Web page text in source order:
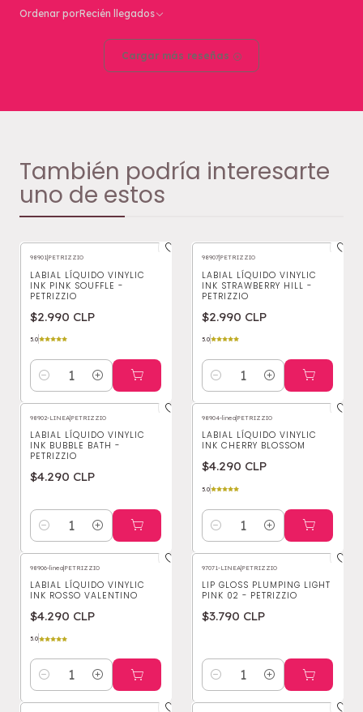
Ordenar porRecién llegados
Cargar más reseñas
También podría interesarte
uno de estos
98901|PETRIZZIO
LABIAL LÍQUIDO VINYLIC
INK PINK SOUFFLE -
PETRIZZIO
$2.990 CLP
5.0
Cantidad
98907|PETRIZZIO
LABIAL LÍQUIDO VINYLIC
INK STRAWBERRY HILL -
PETRIZZIO
$2.990 CLP
5.0
Cantidad
98902-LINEA|PETRIZZIO
LABIAL LÍQUIDO VINYLIC
INK BUBBLE BATH -
PETRIZZIO
$4.290 CLP
Cantidad
98904-linea|PETRIZZIO
LABIAL LÍQUIDO VINYLIC
INK CHERRY BLOSSOM
$4.290 CLP
5.0
Cantidad
98906-linea|PETRIZZIO
LABIAL LÍQUIDO VINYLIC
INK ROSSO VALENTINO
$4.290 CLP
5.0
Cantidad
97071-LINEA|PETRIZZIO
LIP GLOSS PLUMPING LIGHT
PINK 02 - PETRIZZIO
$3.790 CLP
Cantidad